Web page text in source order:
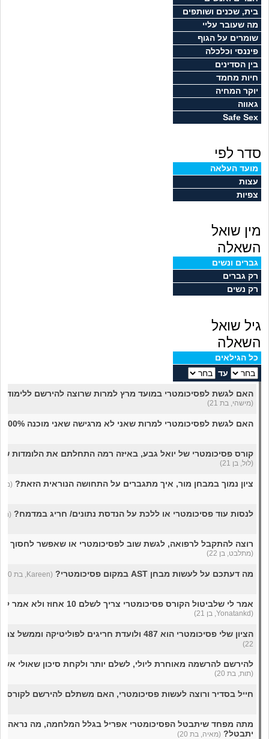
חיות מחמד
יוקר המחיה
גאווה
בית, שכנים ושותפים
מה שעובר עליי
שומרים על הגוף
פיננסי וכלכלה
בין הסדינים
חיות מחמד
יוקר המחיה
גאווה
Safe Sex
סדר לפי
מועד העלאה
עצות
צפיות
מין שואל
השאלה
גברים ונשים
רק גברים
רק נשים
גיל שואל
השאלה
כל הגילאים
עד
האם לגשת לפסיכומטרי במועד מרץ למרות שרוצה להירשם
(מישהי, בת 21)
האם לגשת לפסיכומטרי למרות שאני לא מרגישה שאני מוכנה 100%?
קורס פסיכומטרי של יואל גבע, באיזה רמה התחלתם את הלומדות
(לול, בן 21)
ציון נמוך במבחן מור, איך מתגברים על התחושה הנוראית הזאת?
לנסות עוד פסיכומטרי או ללכת על הנדסת נתונים/ חריג במדמח?
רוצה להתקבל לרפואה, לגשת שוב לפסיכומטרי או שאפשר לחסוך
(מתלבט, בן 22)
מה דעתכם על לעשות מבחן AST במקום פסיכומטרי? (Kareen, בת 20)
אמר לי שלביטול הקורס פסיכומטרי צריך לשלם 10 אחוז ולא אמר לפני, זה הטעיית הצרכן?
(Yonatankd, בן 21)
הציון שלי פסיכומטרי הוא 487 ולועדת חריגים לפוליטיקה וממשל צריך 500, יש לי סיכוי?
22)
להירשם להרשמה מאוחרת ליולי, לשלם יותר ולקחת סיכון שאולי
(תות, בת 20)
חייל בסדיר ורוצה לעשות פסיכומטרי, האם משתלם להירשם לקורס
מתה מפחד שיתבטל הפסיכומטרי אפריל בגלל המלחמה, מה נראה
יתבטל? (מאיה, בת 20)